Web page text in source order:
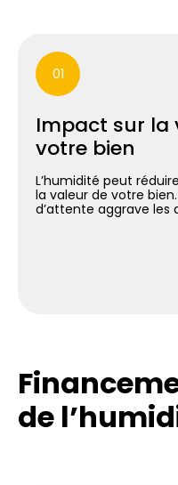
01
Impact sur la
votre bien
L’humidité peut
la valeur de votre
d’attente aggrave les
de